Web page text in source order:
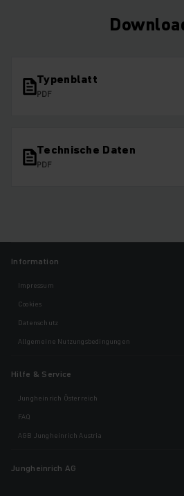
Typenblatt
PDF
Technische Daten
PDF
Information
Impressum
Cookies
Datenschutz
Allgemeine Nutzungsbedingungen
Hilfe & Service
Jungheinrich Österreich
FAQ
AGB Jungheinrich Austria
Jungheinrich AG